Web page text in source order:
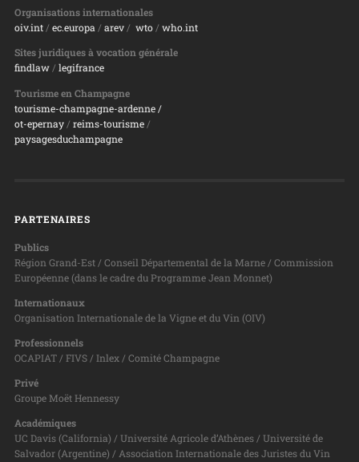
Organisations internationales
oiv.int/ ec.europa/ arev/ wto/ who.int
Sites juridiques à vocation générale
findlaw/ legifrance
Tourisme en Champagne
tourisme-champagne-ardenne /
ot-epernay/ reims-tourisme/
paysagesduchampagne
PARTENAIRES
Publics
Région Grand-Est / Conseil Départemental de la Marne / Commission
Européenne (dans le cadre du Programme Jean Monnet)
Internationaux
Organisation Internationale de la Vigne et du Vin (OIV)
Professionnels
OCAPIAT / FIVS / Inlex / Comité Champagne
Privé
Groupe Moët Hennessy
Académiques
UC Davis (California) / Université Agricole d’Athènes / Université de
Salvador (Argentine) / Association Internationale des Juristes du Vin